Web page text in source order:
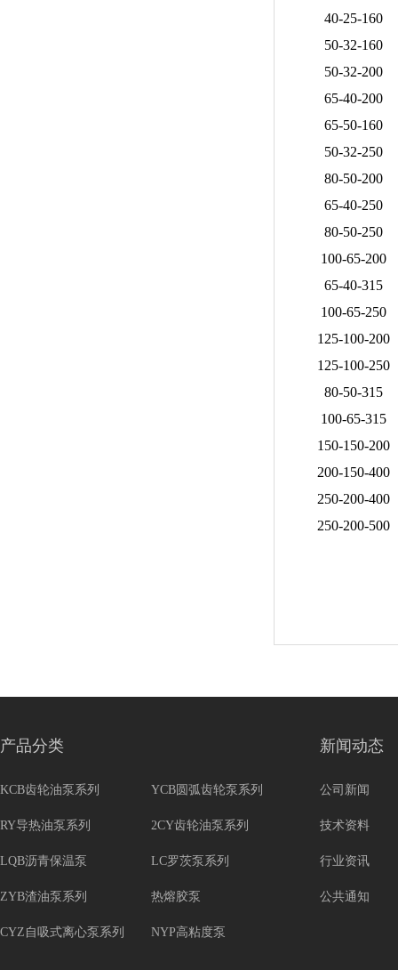
40-25-160
50-32-160
50-32-200
65-40-200
65-50-160
50-32-250
80-50-200
65-40-250
80-50-250
100-65-200
65-40-315
100-65-250
125-100-200
125-100-250
80-50-315
100-65-315
150-150-200
200-150-400
250-200-400
250-200-500
产品分类
KCB齿轮油泵系列 YCB圆弧齿轮泵系列
RY导热油泵系列 2CY齿轮油泵系列
LQB沥青保温泵 LC罗茨泵系列
ZYB渣油泵系列 热熔胶泵
CYZ自吸式离心泵系列 NYP高粘度泵
新闻动态
公司新闻
技术资料
行业资讯
公共通知